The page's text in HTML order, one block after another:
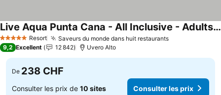
5 Étoiles Resort Saveurs du monde dans huit restaurantsConsulter les
Live Aqua Punta Cana - All Inclusive - Adults Only
Consulter les prix
9,2 Excellent 12 842 Uvero Alto
De 238 CHF
Consulter les prix de 10 sites Consulter les prix